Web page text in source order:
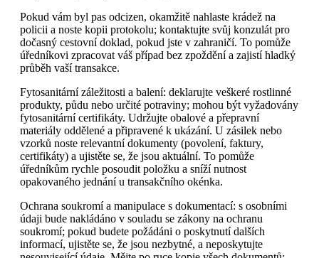
Pokud vám byl pas odcizen, okamžitě nahlaste krádež na
policii a noste kopii protokolu; kontaktujte svůj konzulát pro
dočasný cestovní doklad, pokud jste v zahraničí. To pomůže
úředníkovi zpracovat váš případ bez zpoždění a zajistí hladký
průběh vaší transakce.
Fytosanitární záležitosti a balení: deklarujte veškeré rostlinné
produkty, půdu nebo určité potraviny; mohou být vyžadovány
fytosanitární certifikáty. Udržujte obalové a přepravní
materiály oddělené a připravené k ukázání. U zásilek nebo
vzorků noste relevantní dokumenty (povolení, faktury,
certifikáty) a ujistěte se, že jsou aktuální. To pomůže
úředníkům rychle posoudit položku a sníží nutnost
opakovaného jednání u transakčního okénka.
Ochrana soukromí a manipulace s dokumentací: s osobními
údaji bude nakládáno v souladu se zákony na ochranu
soukromí; pokud budete požádáni o poskytnutí dalších
informací, ujistěte se, že jsou nezbytné, a neposkytujte